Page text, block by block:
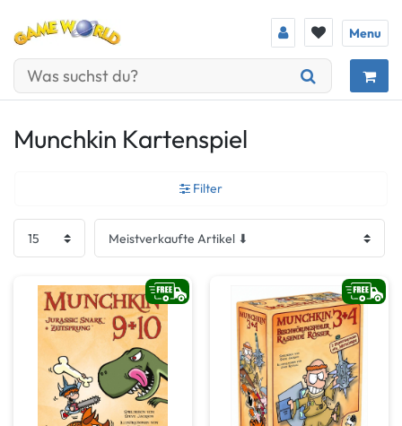
Menu
Munchkin Kartenspiel
Filter